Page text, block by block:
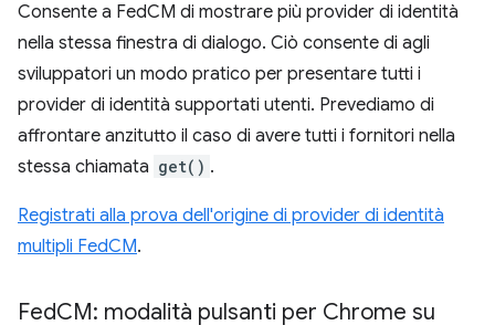
Consente a FedCM di mostrare più provider di identità
nella stessa finestra di dialogo. Ciò consente di agli
sviluppatori un modo pratico per presentare tutti i
provider di identità supportati utenti. Prevediamo di
affrontare anzitutto il caso di avere tutti i fornitori nella
stessa chiamata get() .
Registrati alla prova dell'origine di provider di identità
multipli FedCM.
FedCM: modalità pulsanti per Chrome su